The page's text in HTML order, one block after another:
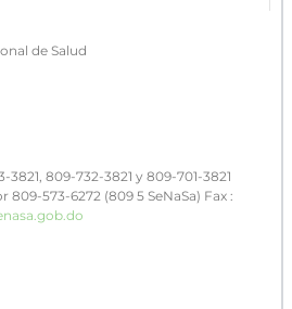
de Salud
809-732-3821 y 809-701-3821
809-573-6272 (809 5 SeNaSa) Fax :